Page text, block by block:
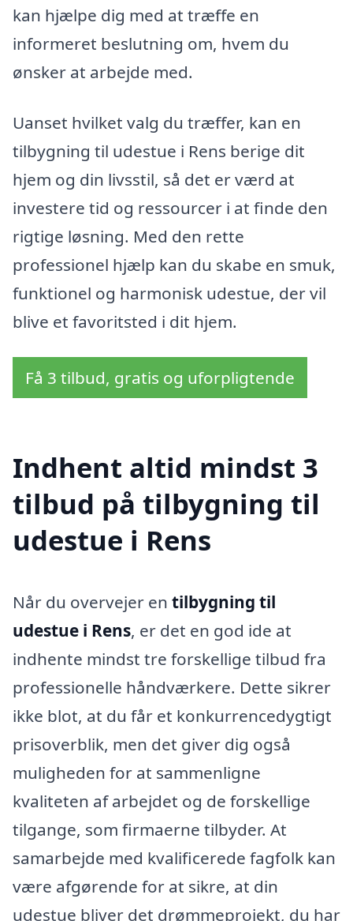
kan hjælpe dig med at træffe en
informeret beslutning om, hvem du
ønsker at arbejde med.
Uanset hvilket valg du træffer, kan en
tilbygning til udestue i Rens berige dit
hjem og din livsstil, så det er værd at
investere tid og ressourcer i at finde den
rigtige løsning. Med den rette
professionel hjælp kan du skabe en smuk,
funktionel og harmonisk udestue, der vil
blive et favoritsted i dit hjem.
Få 3 tilbud, gratis og uforpligtende
Indhent altid mindst 3
tilbud på tilbygning til
udestue i Rens
Når du overvejer en tilbygning til
udestue i Rens, er det en god ide at
indhente mindst tre forskellige tilbud fra
professionelle håndværkere. Dette sikrer
ikke blot, at du får et konkurrencedygtigt
prisoverblik, men det giver dig også
muligheden for at sammenligne
kvaliteten af arbejdet og de forskellige
tilgange, som firmaerne tilbyder. At
samarbejde med kvalificerede fagfolk kan
være afgørende for at sikre, at din
udestue bliver det drømmeprojekt, du har